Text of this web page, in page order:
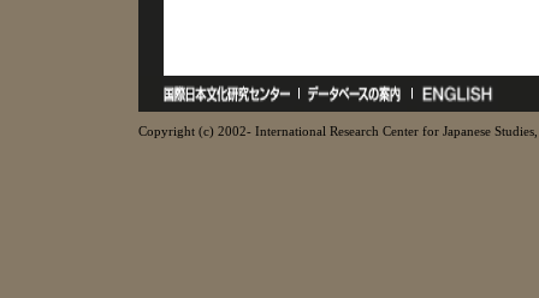
Copyright (c) 2002- International Research Center for Japanese